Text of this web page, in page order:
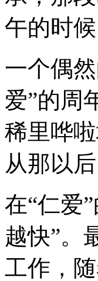
午的时
一个偶
爱”的周
稀里哗
从那以
在“仁爱
越快”。
工作，